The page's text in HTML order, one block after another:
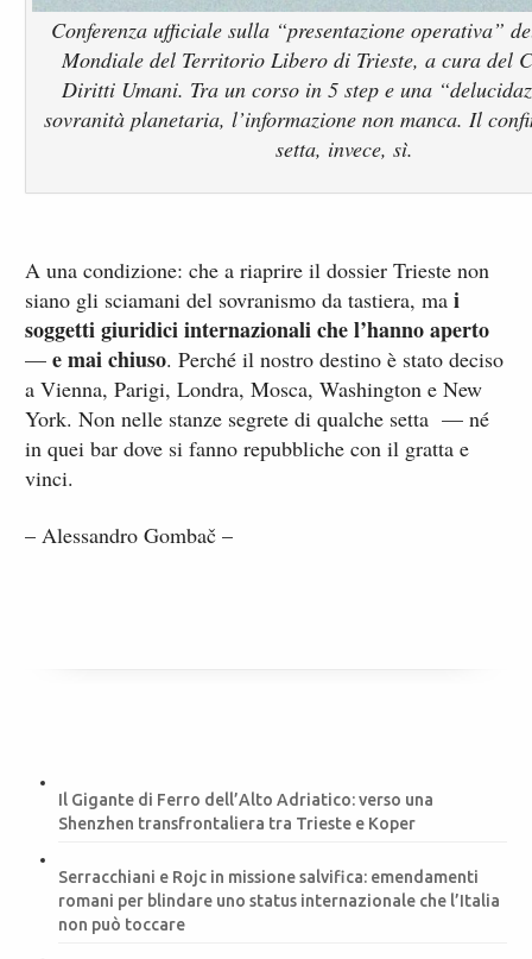
Conferenza ufficiale sulla “presentazione operativa”
Mondiale del Territorio Libero di Trieste, a cura del
Diritti Umani. Tra un corso in 5 step e una
sovranità planetaria, l’informazione non manca. Il
setta, invece, sì.
A una condizione: che a riaprire il dossier Trieste non
siano gli sciamani del sovranismo da tastiera, mai
soggetti giuridici internazionali che l’hanno aperto
—e mai chiuso. Perché il nostro destino è stato deciso
a Vienna, Parigi, Londra, Mosca, Washington e New
York. Non nelle stanze segrete di qualche setta — né
in quei bar dove si fanno repubbliche con il gratta e
vinci.
– Alessandro Gombač –
Il Gigante di Ferro dell’Alto Adriatico: verso una
Shenzhen transfrontaliera tra Trieste e Koper
Serracchiani e Rojc in missione salvifica: emendamenti
romani per blindare uno status internazionale che l’Italia
non può toccare